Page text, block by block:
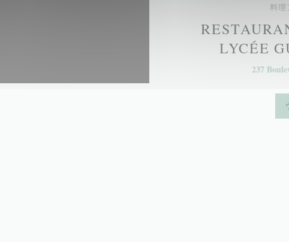
料理
LYCÉE
237